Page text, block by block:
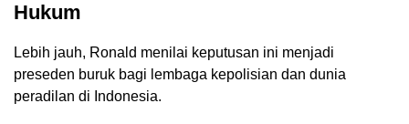
Hukum
Lebih jauh, Ronald menilai keputusan ini menjadi
preseden buruk bagi lembaga kepolisian dan dunia
peradilan di Indonesia.